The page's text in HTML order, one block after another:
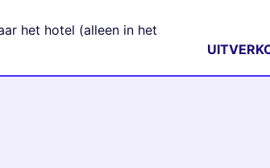
het hotel (alleen in het